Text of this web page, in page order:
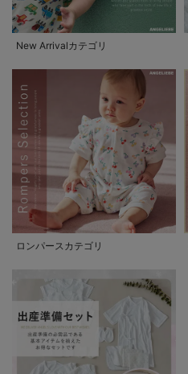
New Arrivalカテゴリ
ロンパースカテゴリ